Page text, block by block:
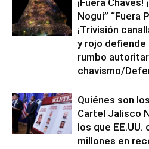
Nogui” “Fuera
¡Trivisión
y rojo defiende
rumbo
chavismo/
Quiénes son
Cartel Jalisco
los que
millones en